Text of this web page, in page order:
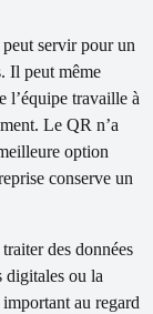
servir pour un
Il peut même
l’équipe travaille à
Le QR n’a
option
conserve un
des données
digitales ou la
au regard